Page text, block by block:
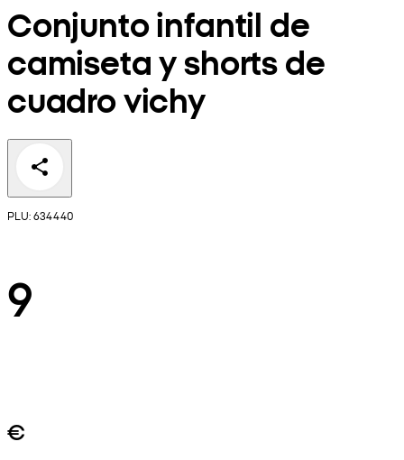
Conjunto infantil de
camiseta y shorts de
cuadro vichy
PLU: 634440
9
€